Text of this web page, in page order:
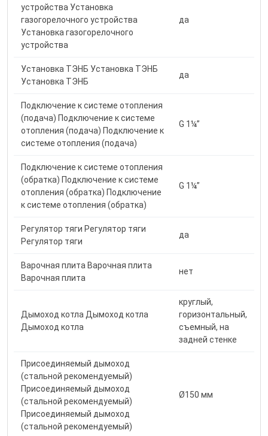
устройства Установка
газогорелочного устройства
Установка газогорелочного
устройства
да
Установка ТЭНБ Установка ТЭНБ
Установка ТЭНБ
да
Подключение к системе отопления
(подача) Подключение к системе
отопления (подача) Подключение к
системе отопления (подача)
G 1¼”
Подключение к системе отопления
(обратка) Подключение к системе
отопления (обратка) Подключение
к системе отопления (обратка)
G 1¼”
Регулятор тяги Регулятор тяги
Регулятор тяги
да
Варочная плита Варочная плита
Варочная плита
нет
Дымоход котла Дымоход котла
Дымоход котла
круглый,
горизонтальный,
съемный, на
задней стенке
Присоединяемый дымоход
(стальной рекомендуемый)
Присоединяемый дымоход
(стальной рекомендуемый)
Присоединяемый дымоход
(стальной рекомендуемый)
Ø150 мм